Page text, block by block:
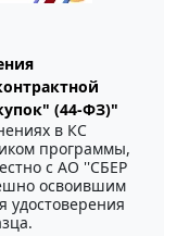
(44-ФЗ)"
в КС
программы,
с АО ''СБЕР
освоившим
удостоверения